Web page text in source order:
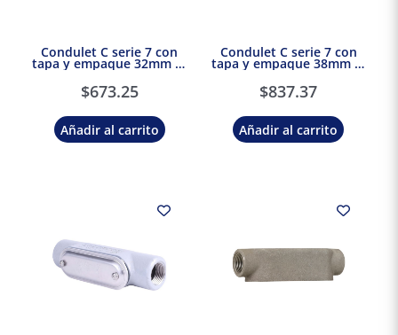
Condulet C serie 7 con
tapa y empaque 32mm 1-
1/4″ Crouse Hinds Eaton
$673.25
Añadir al carrito
Condulet C serie 7 con
tapa y empaque 38mm 1-
1/2″ Crouse Hinds Eaton
$837.37
Añadir al carrito